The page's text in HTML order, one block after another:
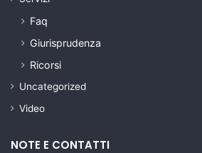
Faq
Giurisprudenza
Ricorsi
Uncategorized
Video
NOTE E CONTATTI